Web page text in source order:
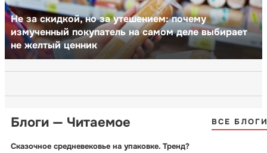
Не за скидкой, но за утешением: почему
измученный покупатель на самом деле выбирает
не желтый ценник
Блоги — Читаемое ВСЕ
Сказочное средневековье на упаковке. Тренд?